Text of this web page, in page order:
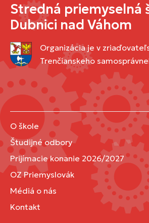
Stredná priemyselná
Dubnici nad Váhom
Organizácia je v
Trenčianskeho
O škole
Študijné odbory
Prijímacie konanie 2026/2027
OZ Priemyslovák
Médiá o nás
Kontakt